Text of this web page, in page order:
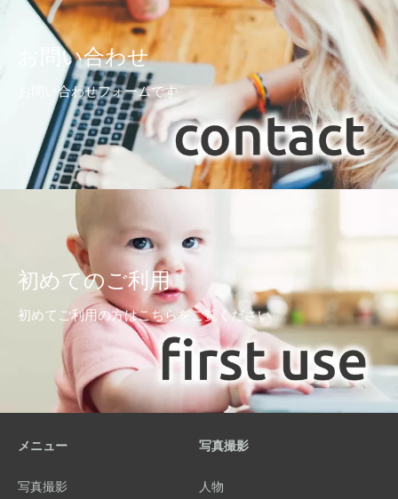
お問い合わせ
お問い合わせフォームです
初めてのご利用
初めてご利用の方はこちらをご覧ください
メニュー
写真撮影
写真撮影
人物